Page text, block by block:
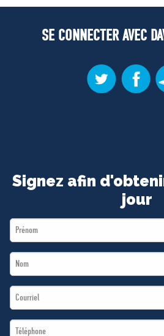
SE CONNECTER AVEC
Signez afin
jour
First
Name
Last
Name
Email
*
Téléphone